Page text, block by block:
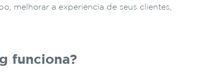
melhorar a experiência de seus clientes,
funciona?